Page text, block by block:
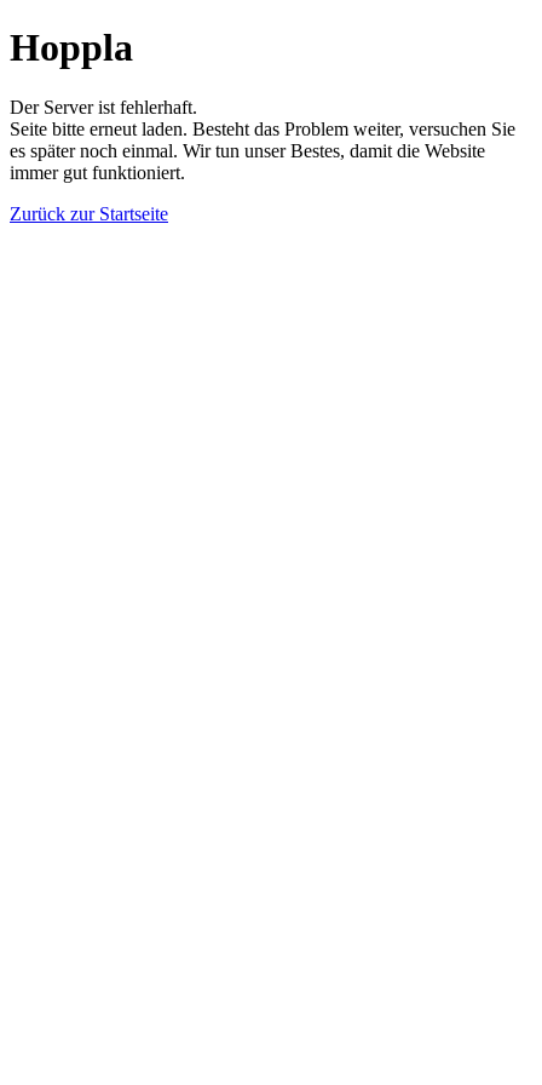
Hoppla
Der Server ist fehlerhaft.
Seite bitte erneut laden. Besteht das Problem weiter, versuchen Sie
es später noch einmal. Wir tun unser Bestes, damit die Website
immer gut funktioniert.
Zurück zur Startseite